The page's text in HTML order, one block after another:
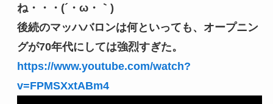
ね・・・(´・ω・｀)
後続のマッハバロンは何といっても、オープニン
グが70年代にしては強烈すぎた。
https://www.youtube.com/watch?
v=FPMSXxtABm4